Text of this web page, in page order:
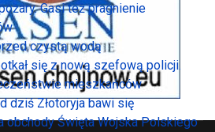
Gasi też pragnienie
czystą wodą
się z nową szefową policji.
mieszkańców
dziś Złotoryja bawi się
obchody Święta Wojska Polskiego